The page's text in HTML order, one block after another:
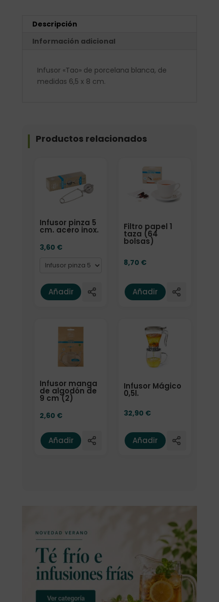
Descripción
Información adicional
Infusor «Tao» de porcelana blanca, de
medidas 6,5 x 8 cm.
Productos relacionados
Infusor pinza 5
cm. acero inox.
3,60 €
Añadir
Filtro papel 1
taza (64
bolsas)
8,70 €
Añadir
Infusor manga
de algodón de
9 cm (2)
2,60 €
Añadir
Infusor Mágico
0,5l.
32,90 €
Añadir